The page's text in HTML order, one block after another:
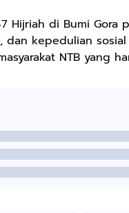
Hijriah di Bumi
dan kepedulian
NTB yang